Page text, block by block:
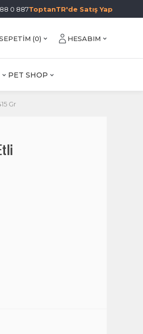
0 887ToptanTR'de Satış Yap
(0) HESABIM
PET SHOP
Gr